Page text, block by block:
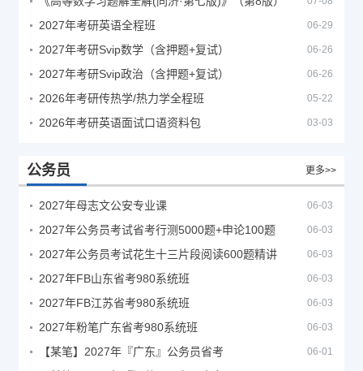
2027年考研英语全程班 06-29
2027年考研Svip数学（含押题+复试） 06-26
2027年考研Svip政治（含押题+复试） 06-26
2026年考研传热学/热力学全程班 05-22
2026年考研英语面试口语资料包 03-03
公务员 更多>>
2027年母志文公安专业课 06-03
2027年公务员考试省考行测5000题+申论100题 06-03
2027年公务员考试花生十三片段阅读600题精讲 06-03
2027年FB山东省考980系统班 06-03
2027年FB江苏省考980系统班 06-03
2027年粉笔广东省考980系统班 06-03
【某笔】2027年『广东』公务员省考 06-01